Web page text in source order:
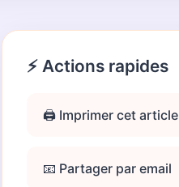
⚡ Actions rapides
🖨️ Imprimer cet article
📧 Partager par email